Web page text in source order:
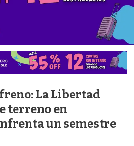
La Libertad
terreno en
un semestre